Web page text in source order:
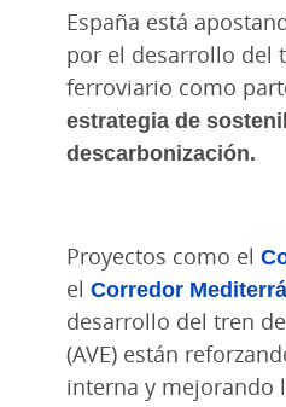
España está
por el desarrollo del
ferroviario como
estrategia de
descarbonización.
Proyectos como el
el Corredor
desarrollo del tren
(AVE) están
interna y mejorando